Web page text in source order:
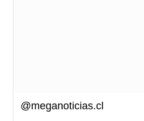
@meganoticias.cl